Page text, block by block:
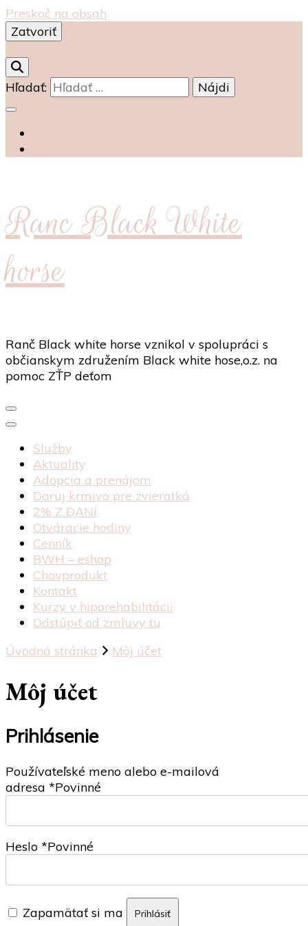
Preskoč na obsah
Zatvoriť
Hľadať:
Ranc Black White
horse
Ranč Black white horse vznikol v spolupráci s
občianskym združením Black white hose,o.z. na
pomoc ZŤP deťom
Služby
Aktuality
Adopcia a prenájom
Daruj krmivo pre zvieratká
2% Z DANÍ
Otváracie hodiny
Cenník
BWH – eshop
Chovprodukt
Kontakt
Kurzy v hiporehabilitácii
Odstúpiť od zmluvy tu
Úvodná stránka
Môj účet
Môj účet
Prihlásenie
Používateľské meno alebo e-mailová
adresa *Povinné
Heslo *Povinné
Zapamätať si ma Prihlásiť